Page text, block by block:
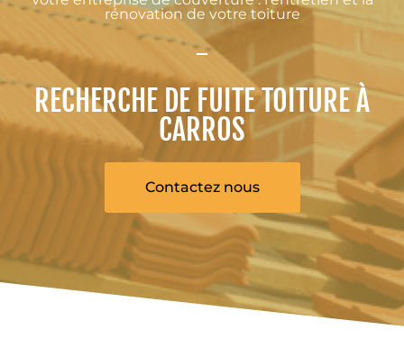
rénovation de votre toiture
RECHERCHE DE FUITE TOITURE À
CARROS
Contactez nous